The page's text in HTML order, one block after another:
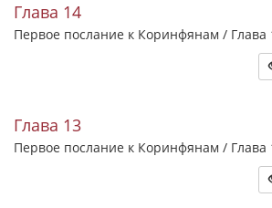
Глава 14
Первое послание к Коринфянам / Глава
Глава 13
Первое послание к Коринфянам / Глава